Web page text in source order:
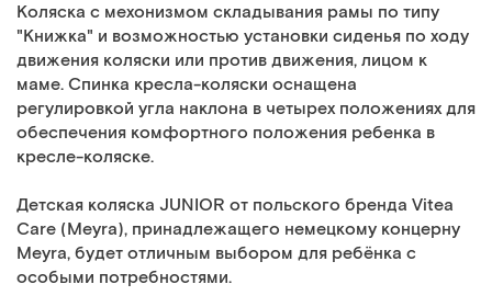
Коляска с мехонизмом складывания рамы по типу
"Книжка" и возможностью установки сиденья по ходу
движения коляски или против движения, лицом к
маме. Спинка кресла-коляски оснащена
регулировкой угла наклона в четырех положениях для
обеспечения комфортного положения ребенка в
кресле-коляске.
Детская коляска JUNIOR от польского бренда Vitea
Care (Meyra), принадлежащего немецкому концерну
Meyra, будет отличным выбором для ребёнка с
особыми потребностями.